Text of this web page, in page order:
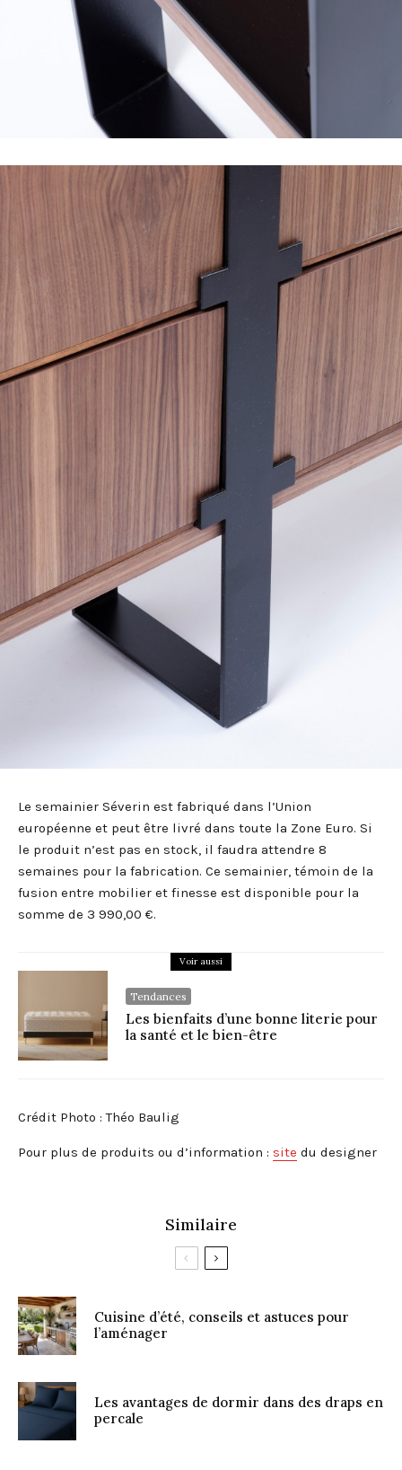
Le semainier Séverin est fabriqué dans l’Union
européenne et peut être livré dans toute la Zone Euro. Si
le produit n’est pas en stock, il faudra attendre 8
semaines pour la fabrication. Ce semainier, témoin de la
fusion entre mobilier et finesse est disponible pour la
somme de 3 990,00 €.
Voir aussi
Tendances
Les bienfaits d’une bonne literie pour
la santé et le bien-être
Crédit Photo : Théo Baulig
Pour plus de produits ou d’information : site du designer
Similaire
Cuisine d’été, conseils et astuces pour
l’aménager
Les avantages de dormir dans des draps en
percale